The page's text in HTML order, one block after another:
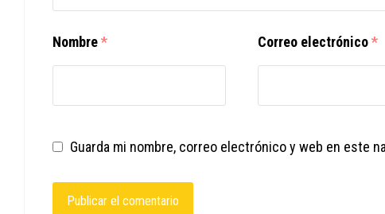
Nombre* Correo electrónico*
Guarda mi nombre, correo electrónico y web en este